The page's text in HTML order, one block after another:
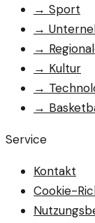
→ Sport
→
→
→ Kultur
→
→
Service
Kontakt
Cookie-